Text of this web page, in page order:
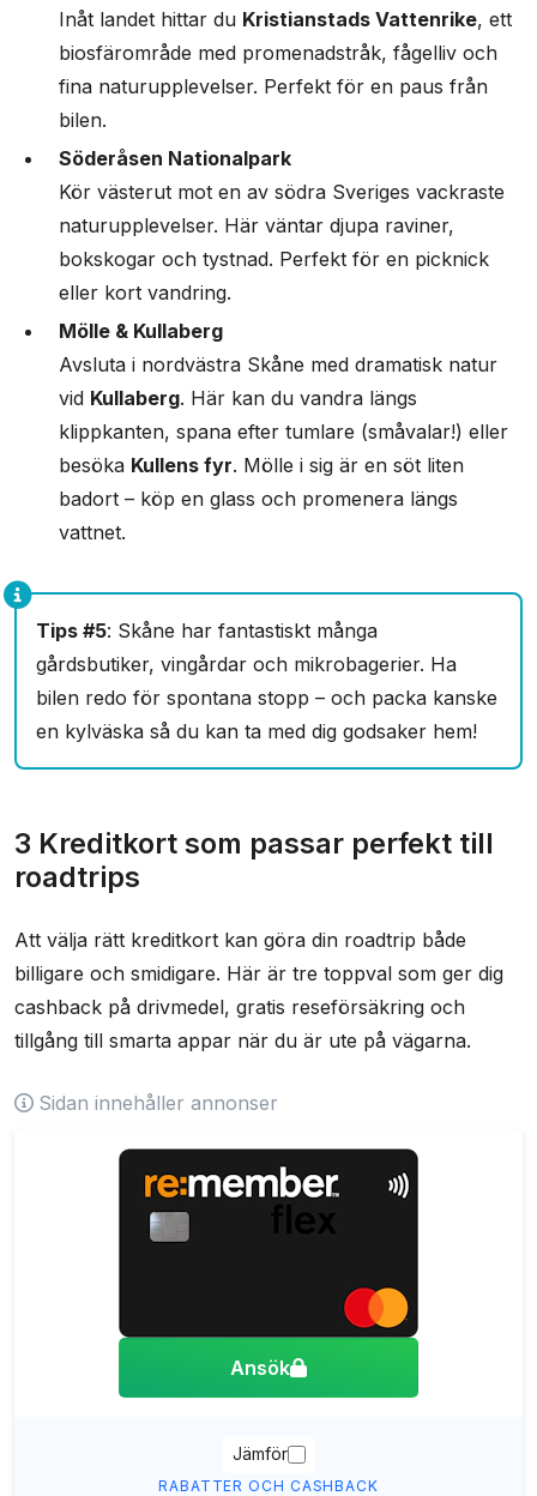
Inåt landet hittar du Kristianstads Vattenrike, ett
biosfärområde med promenadstråk, fågelliv och
fina naturupplevelser. Perfekt för en paus från
bilen.
Söderåsen Nationalpark
Kör västerut mot en av södra Sveriges vackraste
naturupplevelser. Här väntar djupa raviner,
bokskogar och tystnad. Perfekt för en picknick
eller kort vandring.
Mölle & Kullaberg
Avsluta i nordvästra Skåne med dramatisk natur
vid Kullaberg. Här kan du vandra längs
klippkanten, spana efter tumlare (småvalar!) eller
besöka Kullens fyr. Mölle i sig är en söt liten
badort – köp en glass och promenera längs
vattnet.
Tips #5: Skåne har fantastiskt många
gårdsbutiker, vingårdar och mikrobagerier. Ha
bilen redo för spontana stopp – och packa kanske
en kylväska så du kan ta med dig godsaker hem!
3 Kreditkort som passar perfekt till
roadtrips
Att välja rätt kreditkort kan göra din roadtrip både
billigare och smidigare. Här är tre toppval som ger dig
cashback på drivmedel, gratis reseförsäkring och
tillgång till smarta appar när du är ute på vägarna.
Sidan innehåller annonser
Ansök
RABATTER OCH CASHBACK
Jämför